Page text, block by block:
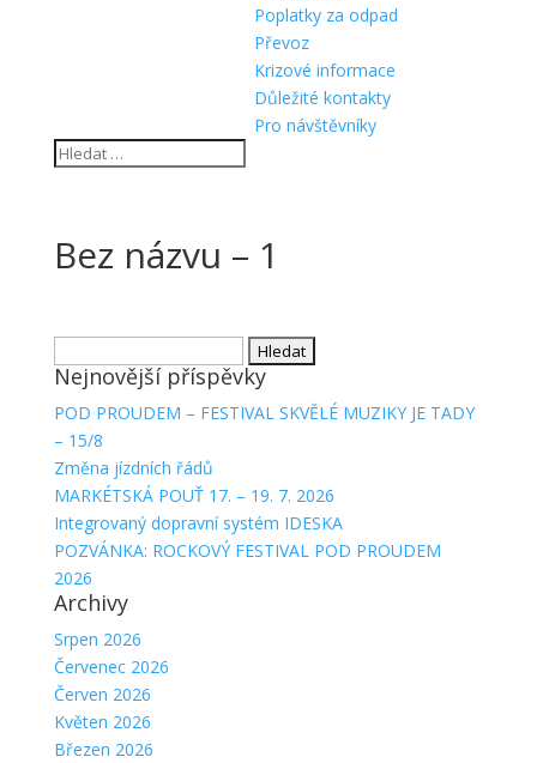
Poplatky za odpad
Převoz
Krizové informace
Důležité kontakty
Pro návštěvníky
Bez názvu – 1
Nejnovější příspěvky
POD PROUDEM – FESTIVAL SKVĚLÉ MUZIKY JE TADY
– 15/8
Změna jízdních řádů
MARKÉTSKÁ POUŤ 17. – 19. 7. 2026
Integrovaný dopravní systém IDESKA
POZVÁNKA: ROCKOVÝ FESTIVAL POD PROUDEM
2026
Archivy
Srpen 2026
Červenec 2026
Červen 2026
Květen 2026
Březen 2026